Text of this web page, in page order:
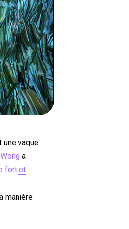
une vague
a
fort et
manière